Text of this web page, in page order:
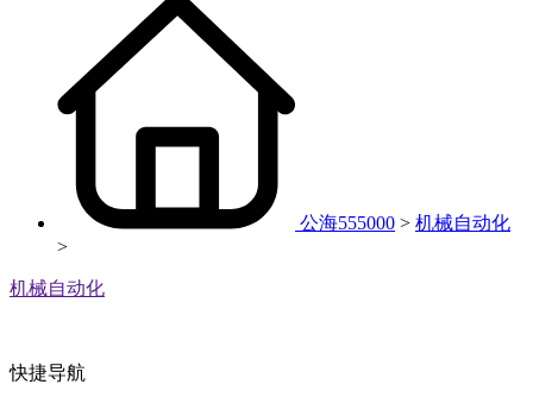
公海555000 > 机械自动化
>
机械自动化
快捷导航